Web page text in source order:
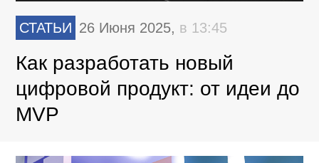
СТАТЬИ 26 Июня 2025, в 13:45
Как разработать новый
цифровой продукт: от идеи до
MVP